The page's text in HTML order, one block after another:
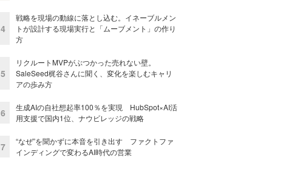
4
戦略を現場の動線に落とし込む。イネーブルメン
トが設計する現場実行と「ムーブメント」の作り
方
5
リクルートMVPがぶつかった売れない壁。
SaleSeed梶谷さんに聞く、変化を楽しむキャリ
アの歩み方
6
生成AIの自社想起率100％を実現 HubSpot×AI活
用支援で国内1位、ナウビレッジの戦略
7
“なぜ”を聞かずに本音を引き出す ファクトファ
インディングで変わるAI時代の営業